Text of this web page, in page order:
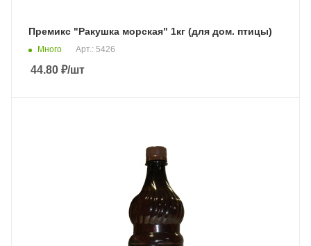
Премикс "Ракушка морская" 1кг (для дом. птицы)
Много Арт.: 5426
44.80 ₽/шт